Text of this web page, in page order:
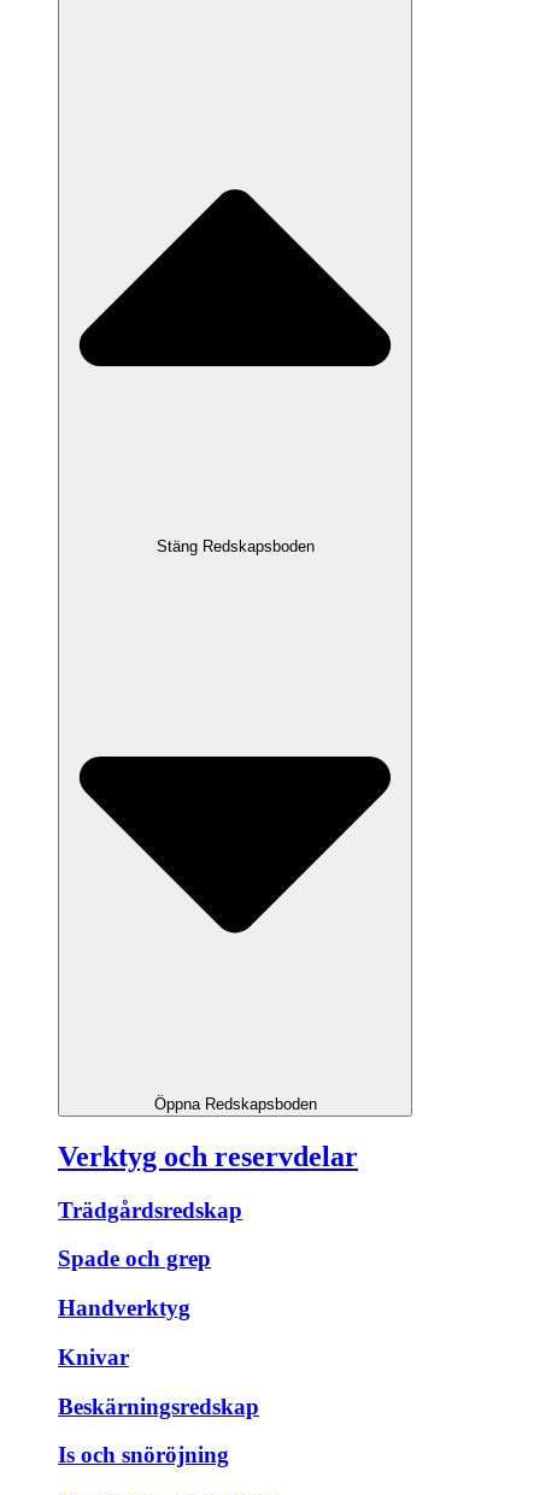
Stäng Redskapsboden
Öppna Redskapsboden
Verktyg och reservdelar
Trädgårdsredskap
Spade och grep
Handverktyg
Knivar
Beskärningsredskap
Is och snöröjning